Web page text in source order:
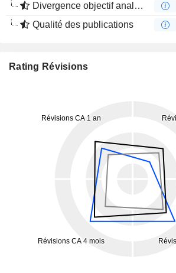
Divergence objectif analystes
Qualité des publications
Rating Révisions